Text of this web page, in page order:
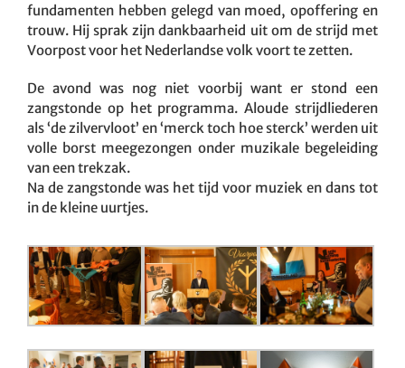
fundamenten hebben gelegd van moed, opoffering en
trouw. Hij sprak zijn dankbaarheid uit om de strijd met
Voorpost voor het Nederlandse volk voort te zetten.
De avond was nog niet voorbij want er stond een
zangstonde op het programma. Aloude strijdliederen
als ‘de zilvervloot’ en ‘merck toch hoe sterck’ werden uit
volle borst meegezongen onder muzikale begeleiding
van een trekzak.
Na de zangstonde was het tijd voor muziek en dans tot
in de kleine uurtjes.